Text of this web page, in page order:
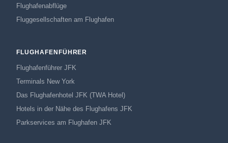
Flughafenabflüge
Fluggesellschaften am Flughafen
FLUGHAFENFÜHRER
Flughafenführer JFK
Terminals New York
Das Flughafenhotel JFK (TWA Hotel)
Hotels in der Nähe des Flughafens JFK
Parkservices am Flughafen JFK